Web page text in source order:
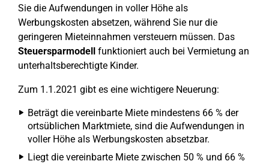
Sie die Aufwendungen in voller Höhe als
Werbungskosten absetzen, während Sie nur die
geringeren Mieteinnahmen versteuern müssen. Das
Steuersparmodell funktioniert auch bei Vermietung an
unterhaltsberechtigte Kinder.
Zum 1.1.2021 gibt es eine wichtigere Neuerung:
Beträgt die vereinbarte Miete mindestens 66 % der
ortsüblichen Marktmiete, sind die Aufwendungen in
voller Höhe als Werbungskosten absetzbar.
Liegt die vereinbarte Miete zwischen 50 % und 66 %